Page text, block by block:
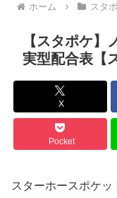
ホーム スタ
【スタポケ】
実型配合表【
X
Pocket
スターホースポケ